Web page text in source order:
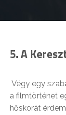
5. A
Végy egy
a filmtörténet
hőskorát